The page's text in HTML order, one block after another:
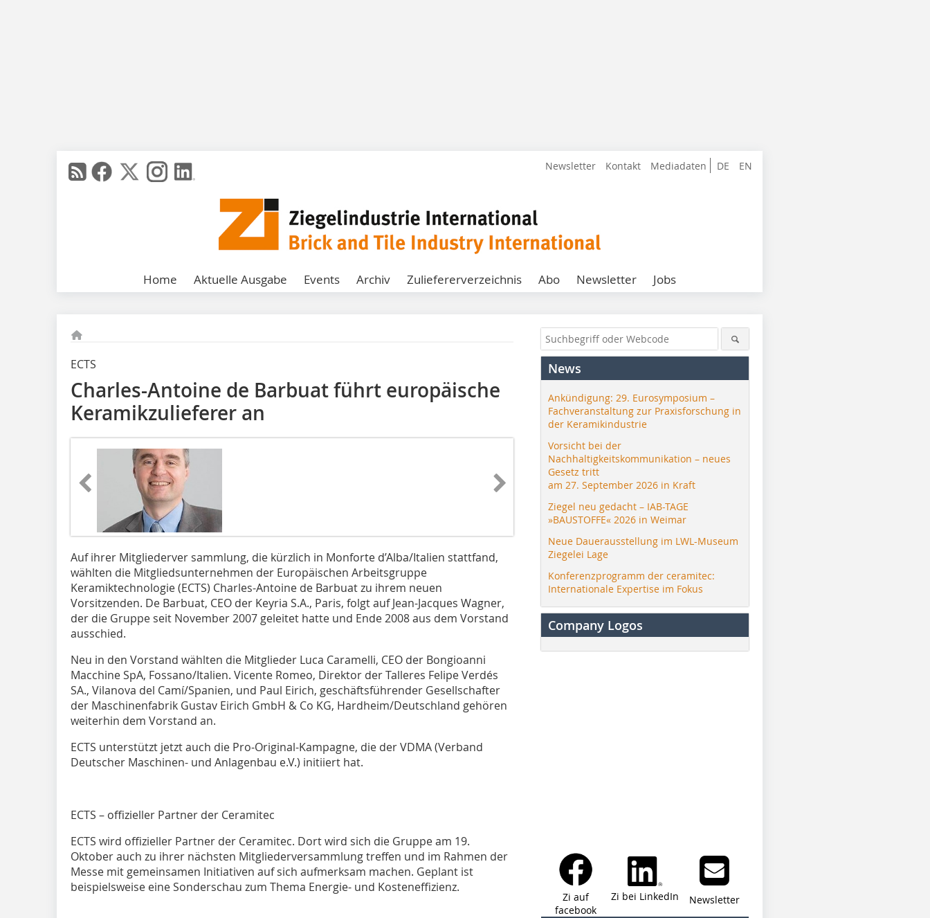
DE EN
Newsletter Kontakt Mediadaten
Home Aktuelle Ausgabe Events Archiv Zuliefererverzeichnis Abo Newsletter Jobs
ECTS
Charles-Antoine de Barbuat führt europäische
Keramikzulieferer an
Auf ihrer Mitgliederver sammlung, die kürzlich in Monforte d’Alba/Italien stattfand,
wählten die Mitgliedsunternehmen der Europäischen Arbeitsgruppe
Keramiktechnologie (ECTS) Charles-Antoine de Barbuat zu ihrem neuen
Vorsitzenden. De Barbuat, CEO der Keyria S.A., Paris, folgt auf Jean-Jacques Wagner,
der die Gruppe seit November 2007 geleitet hatte und Ende 2008 aus dem Vorstand
ausschied.
Neu in den Vorstand wählten die Mitglieder Luca Caramelli, CEO der Bongioanni
Macchine SpA, Fossano/Italien. Vicente Romeo, Direktor der Talleres Felipe Verdés
SA., Vilanova del Camí/Spanien, und Paul Eirich, geschäftsführender Gesellschafter
der Maschinenfabrik Gustav Eirich GmbH & Co KG, Hardheim/Deutschland gehören
weiterhin dem Vorstand an.
ECTS unterstützt jetzt auch die Pro-Original-Kampagne, die der VDMA (Verband
Deutscher Maschinen- und Anlagenbau e.V.) initiiert hat.
ECTS – offizieller Partner der Ceramitec
ECTS wird offizieller Partner der Ceramitec. Dort wird sich die Gruppe am 19.
Oktober auch zu ihrer nächsten Mitgliederversammlung treffen und im Rahmen der
Messe mit gemeinsamen Initiativen auf sich aufmerksam machen. Geplant ist
beispielsweise eine Sonderschau zum Thema Energie- und Kosteneffizienz.
News
Ankündigung: 29. Eurosymposium –
Fachveranstaltung zur Praxisforschung in
der Keramikindustrie
Vorsicht bei der
Nachhaltigkeitskommunikation – neues
Gesetz tritt
am 27. September 2026 in Kraft
Ziegel neu gedacht – IAB-TAGE
»BAUSTOFFE« 2026 in Weimar
Neue Dauerausstellung im LWL-Museum
Ziegelei Lage
Konferenzprogramm der ceramitec:
Internationale Expertise im Fokus
Company Logos
Zi auf
facebook
Zi bei LinkedIn Newsletter